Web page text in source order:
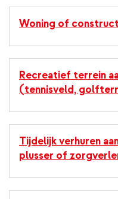
Woning of
Recreatief terrein
(tennisveld,
Tijdelijk verhuren
plusser of